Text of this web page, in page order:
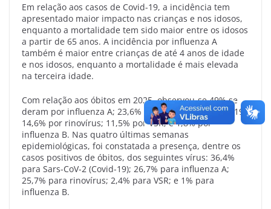
Em relação aos casos de Covid-19, a incidência tem
apresentado maior impacto nas crianças e nos idosos,
enquanto a mortalidade tem sido maior entre os idosos
a partir de 65 anos. A incidência por influenza A
também é maior entre crianças de até 4 anos de idade
e nos idosos, enquanto a mortalidade é mais elevada
na terceira idade.
Com relação aos óbitos em 2025, observou-se 49% se
deram por influenza A; 23,6% por Sars-CoV-2 (Covid-19);
14,6% por rinovírus; 11,5% por VSR; e 1,8% por
influenza B. Nas quatro últimas semanas
epidemiológicas, foi constatada a presença, dentre os
casos positivos de óbitos, dos seguintes vírus: 36,4%
para Sars-CoV-2 (Covid-19); 26,7% para influenza A;
25,7% para rinovírus; 2,4% para VSR; e 1% para
influenza B.